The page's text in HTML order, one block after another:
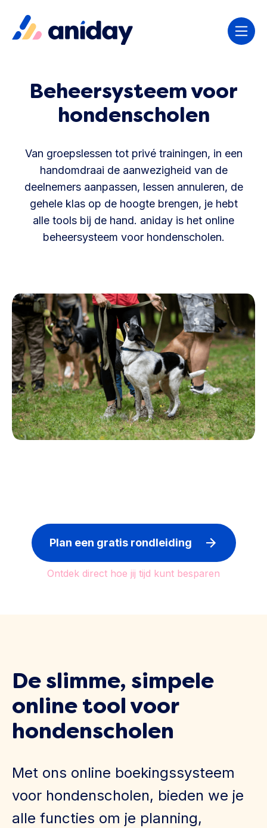
Beheersysteem voor
hondenscholen
Van groepslessen tot privé trainingen, in een
handomdraai de aanwezigheid van de
deelnemers aanpassen, lessen annuleren, de
gehele klas op de hoogte brengen, je hebt
alle tools bij de hand. aniday is het online
beheersysteem voor hondenscholen.
Plan een gratis rondleiding
Ontdek direct hoe jij tijd kunt besparen
De slimme, simpele
online tool voor
hondenscholen
Met ons online boekingssysteem
voor hondenscholen, bieden we je
alle functies om je planning,